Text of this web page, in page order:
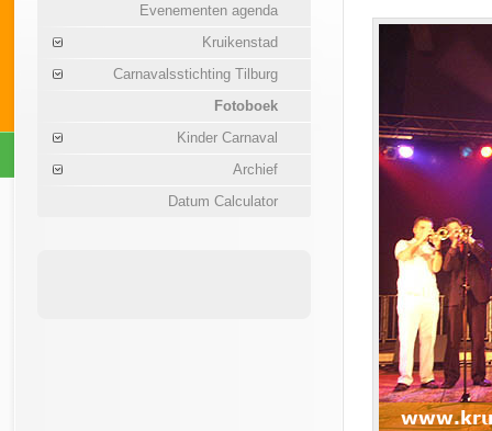
Evenementen agenda
Kruikenstad
Carnavalsstichting Tilburg
Fotoboek
Kinder Carnaval
Archief
Datum Calculator